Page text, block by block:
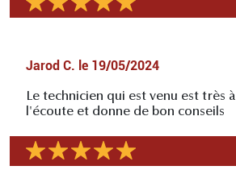
Jarod C. le 19/05/2024
Le technicien qui est venu est très à
l'écoute et donne de bon conseils